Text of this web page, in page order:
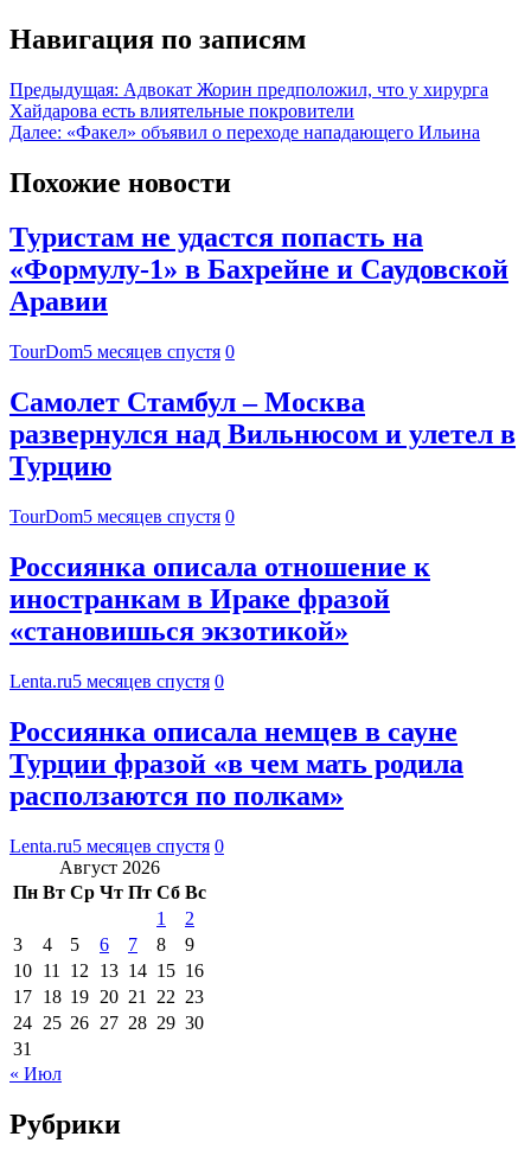
Навигация по записям
Предыдущая: Адвокат Жорин предположил, что у хирурга
Хайдарова есть влиятельные покровители
Далее: «Факел» объявил о переходе нападающего Ильина
Похожие новости
Туристам не удастся попасть на
«Формулу-1» в Бахрейне и Саудовской
Аравии
TourDom5 месяцев спустя 0
Самолет Стамбул – Москва
развернулся над Вильнюсом и улетел в
Турцию
TourDom5 месяцев спустя 0
Россиянка описала отношение к
иностранкам в Ираке фразой
«становишься экзотикой»
Lenta.ru5 месяцев спустя 0
Россиянка описала немцев в сауне
Турции фразой «в чем мать родила
расползаются по полкам»
Lenta.ru5 месяцев спустя 0
Август 2026
Пн Вт Ср Чт Пт Сб Вс
1
2
3
4 5 6 7 8
9
10 11 12 13 14 15 16
17 18 19 20 21 22 23
24 25 26 27 28 29 30
31
« Июл
Рубрики